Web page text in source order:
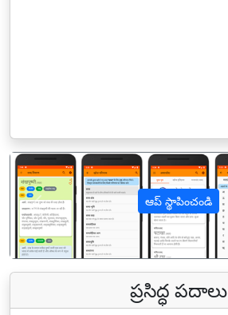
ఆప్ స్థాపించండి
पिछला
ప్రసిద్ధ పదాలు